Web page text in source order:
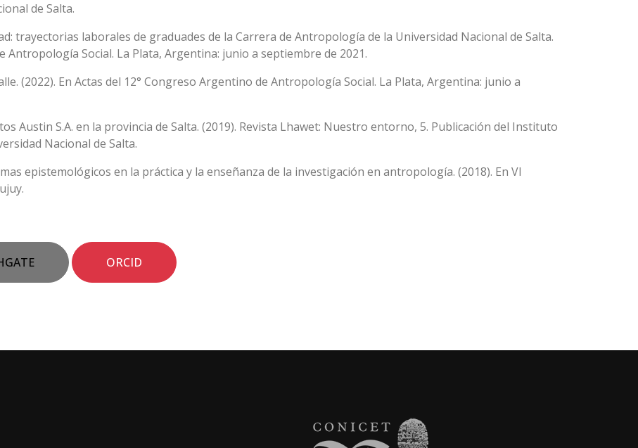
de Salta.
trayectorias laborales de graduades de la Carrera de Antropología de la Universidad Nacional de Salta.
Antropología Social. La Plata, Argentina: junio a septiembre de 2021.
(2022). En Actas del 12° Congreso Argentino de Antropología Social. La Plata, Argentina: junio a
Austin S.A. en la provincia de Salta. (2019). Revista Lhawet: Nuestro entorno, 5. Publicación del Instituto
Nacional de Salta.
epistemológicos en la práctica y la enseñanza de la investigación en antropología. (2018). En VI
ORCID